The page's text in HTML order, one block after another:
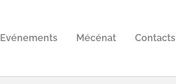
Evénements Mécénat Contacts